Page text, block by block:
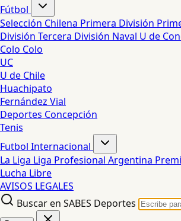
Fútbol
Selección Chilena Primera División
División Tercera División Naval U de
Colo Colo
UC
U de Chile
Huachipato
Fernández Vial
Deportes Concepción
Tenis
Futbol Internacional
La Liga Liga Profesional Argentina
Lucha Libre
AVISOS LEGALES
Buscar en SABES Deportes